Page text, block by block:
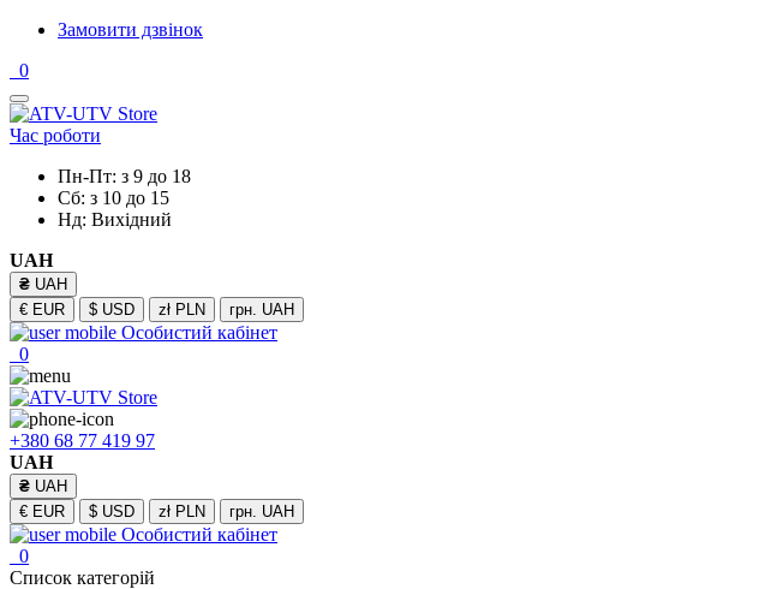
Замовити дзвінок
0
Час роботи
Пн-Пт: з 9 до 18
Сб: з 10 до 15
Нд: Вихідний
UAH
₴ UAH
€ EUR $ USD zł PLN грн. UAH
Особистий кабінет
0
+380 68 77 419 97
UAH
₴ UAH
€ EUR $ USD zł PLN грн. UAH
Особистий кабінет
0
Список категорій